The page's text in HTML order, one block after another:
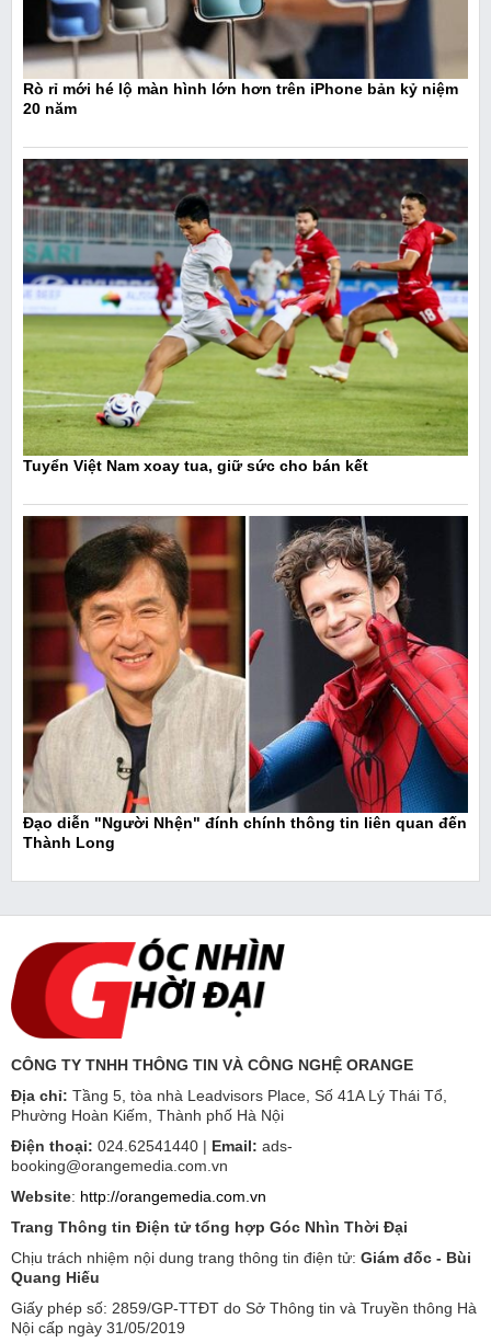
Rò rỉ mới hé lộ màn hình lớn hơn trên iPhone bản kỷ niệm
20 năm
Tuyển Việt Nam xoay tua, giữ sức cho bán kết
Đạo diễn "Người Nhện" đính chính thông tin liên quan đến
Thành Long
CÔNG TY TNHH THÔNG TIN VÀ CÔNG NGHỆ ORANGE
Địa chỉ: Tầng 5, tòa nhà Leadvisors Place, Số 41A Lý Thái Tổ,
Phường Hoàn Kiếm, Thành phố Hà Nội
Điện thoại: 024.62541440 | Email: ads-
booking@orangemedia.com.vn
Website: http://orangemedia.com.vn
Trang Thông tin Điện tử tổng hợp Góc Nhìn Thời Đại
Chịu trách nhiệm nội dung trang thông tin điện tử: Giám đốc - Bùi
Quang Hiếu
Giấy phép số: 2859/GP-TTĐT do Sở Thông tin và Truyền thông Hà
Nội cấp ngày 31/05/2019